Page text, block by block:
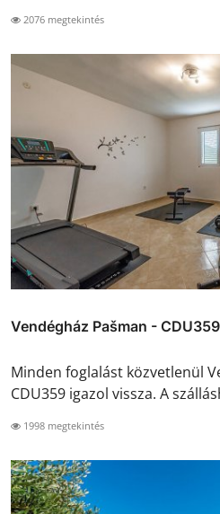
2076 megtekintés
Vendégház Pašman - CDU359
Minden foglalást közvetlenül
CDU359 igazol vissza. A
1998 megtekintés